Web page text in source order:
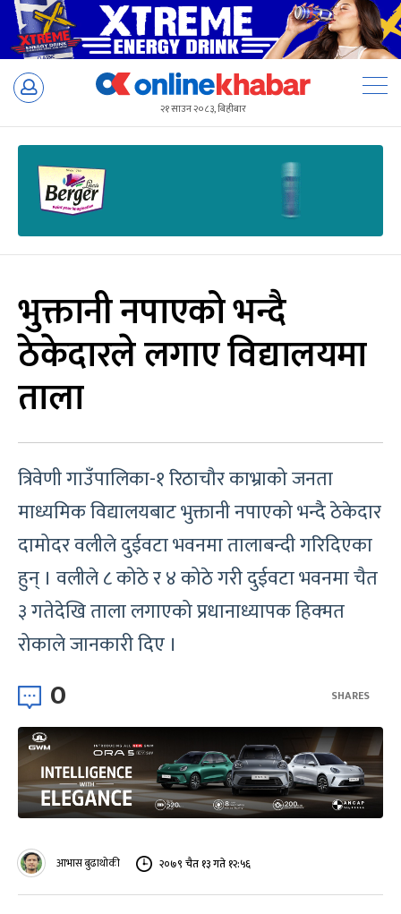
Skip
२१ साउन २०८३, बिहीबार
भुक्तानी नपाएको भन्दै
ठेकेदारले लगाए विद्यालयमा
ताला
त्रिवेणी गाउँपालिका-१ रिठाचौर काभ्राको जनता
माध्यमिक विद्यालयबाट भुक्तानी नपाएको भन्दै ठेकेदार
दामोदर वलीले दुईवटा भवनमा तालाबन्दी गरिदिएका
हुन् । वलीले ८ कोठे र ४ कोठे गरी दुईवटा भवनमा चैत
३ गतेदेखि ताला लगाएको प्रधानाध्यापक हिक्मत
रोकाले जानकारी दिए ।
0 SHARES
आभास बुढाथोकी २०७९ चैत १३ गते १२:५६